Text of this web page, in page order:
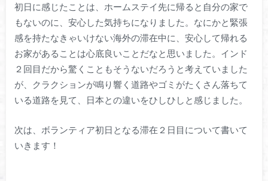
初日に感じたことは、ホームステイ先に帰ると自分の家で
もないのに、安心した気持ちになりました。なにかと緊張
感を持たなきゃいけない海外の滞在中に、安心して帰れる
お家があることは心底良いことだなと思いました。インド
２回目だから驚くこともそうないだろうと考えていました
が、クラクションが鳴り響く道路やゴミがたくさん落ちて
いる道路を見て、日本との違いをひしひしと感じました。
次は、ボランティア初日となる滞在２日目について書いて
いきます！